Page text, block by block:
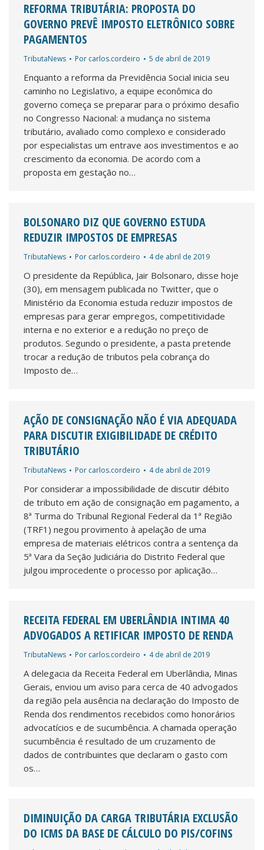
REFORMA TRIBUTÁRIA: PROPOSTA DO
GOVERNO PREVÊ IMPOSTO ELETRÔNICO SOBRE
PAGAMENTOS
TributaNews Por carlos.cordeiro 5 de abril de 2019
Enquanto a reforma da Previdência Social inicia seu
caminho no Legislativo, a equipe econômica do
governo começa se preparar para o próximo desafio
no Congresso Nacional: a mudança no sistema
tributário, avaliado como complexo e considerado
por especialistas um entrave aos investimentos e ao
crescimento da economia. De acordo com a
proposta em gestação no…
BOLSONARO DIZ QUE GOVERNO ESTUDA
REDUZIR IMPOSTOS DE EMPRESAS
TributaNews Por carlos.cordeiro 4 de abril de 2019
O presidente da República, Jair Bolsonaro, disse hoje
(30), em mensagem publicada no Twitter, que o
Ministério da Economia estuda reduzir impostos de
empresas para gerar empregos, competitividade
interna e no exterior e a redução no preço de
produtos. Segundo o presidente, a pasta pretende
trocar a redução de tributos pela cobrança do
Imposto de…
AÇÃO DE CONSIGNAÇÃO NÃO É VIA ADEQUADA
PARA DISCUTIR EXIGIBILIDADE DE CRÉDITO
TRIBUTÁRIO
TributaNews Por carlos.cordeiro 4 de abril de 2019
Por considerar a impossibilidade de discutir débito
de tributo em ação de consignação em pagamento, a
8ª Turma do Tribunal Regional Federal da 1ª Região
(TRF1) negou provimento à apelação de uma
empresa de materiais elétricos contra a sentença da
5ª Vara da Seção Judiciária do Distrito Federal que
julgou improcedente o processo por aplicação…
RECEITA FEDERAL EM UBERLÂNDIA INTIMA 40
ADVOGADOS A RETIFICAR IMPOSTO DE RENDA
TributaNews Por carlos.cordeiro 4 de abril de 2019
A delegacia da Receita Federal em Uberlândia, Minas
Gerais, enviou um aviso para cerca de 40 advogados
da região pela ausência na declaração do Imposto de
Renda dos rendimentos recebidos como honorários
advocatícios e de sucumbência. A chamada operação
sucumbência é resultado de um cruzamento de
dados de contribuintes que declaram o gasto com
os…
DIMINUIÇÃO DA CARGA TRIBUTÁRIA EXCLUSÃO
DO ICMS DA BASE DE CÁLCULO DO PIS/COFINS